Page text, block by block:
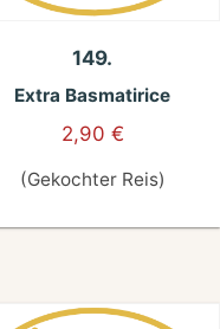
149.
Extra Basmatirice
2,90 €
(Gekochter Reis)